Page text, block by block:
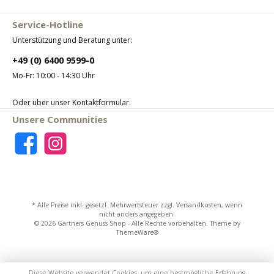
Service-Hotline
Unterstützung und Beratung unter:
+49 (0) 6400 9599-0
Mo-Fr: 10:00 - 14:30 Uhr
Oder über unser Kontaktformular.
Unsere Communities
* Alle Preise inkl. gesetzl. Mehrwertsteuer zzgl. Versandkosten, wenn
nicht anders angegeben.
© 2026 Gärtners Genuss Shop - Alle Rechte vorbehalten. Theme by
ThemeWare®